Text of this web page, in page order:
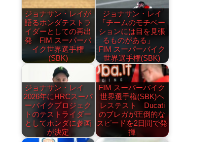
ジョナサン・レイが
語るホンダテストラ
イダーとしての再出
発 FIM スーパーバ
イク世界選手権
(SBK)
ジョナサン・レイ
「チームのモチベー
ションには目を見張
るものがある」
FIM スーパーバイク
世界選手権(SBK)
ジョナサン・レイ
2026年にHRCスーパ
ーバイクプロジェク
トのテストライダー
としてホンダに参画
が決定
FIM スーパーバイク
世界選手権(SBK)ヘ
レステスト Ducati
のブレガが圧倒的な
スピードを2日間で発
揮